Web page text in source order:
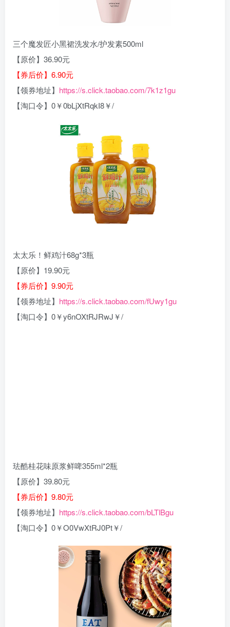
三个魔发匠小黑裙洗发水/护发素500ml
【原价】36.90元
【券后价】6.90元
【领券地址】 https://s.click.taobao.com/7k1z1gu
【淘口令】0￥0bLjXtRqkI8￥/
太太乐！鲜鸡汁68g*3瓶
【原价】19.90元
【券后价】9.90元
【领券地址】 https://s.click.taobao.com/fUwy1gu
【淘口令】0￥y6nOXtRJRwJ￥/
珐酷桂花味原浆鲜啤355ml*2瓶
【原价】39.80元
【券后价】9.80元
【领券地址】 https://s.click.taobao.com/bLTlBgu
【淘口令】0￥O0VwXtRJ0Pt￥/